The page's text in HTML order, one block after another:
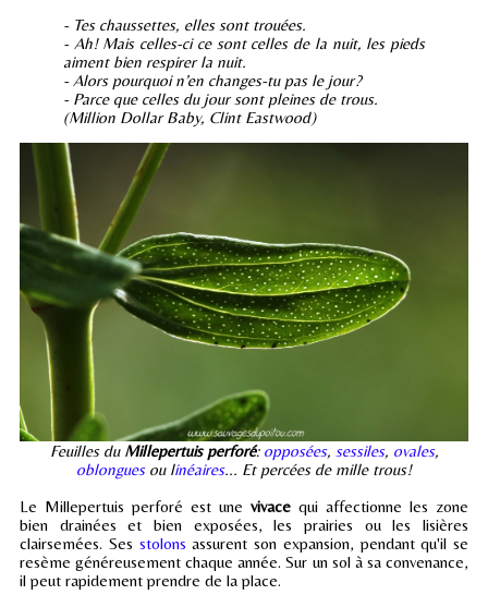
- Tes chaussettes, elles sont trouées.
- Ah! Mais celles-ci ce sont celles de la nuit, les pieds
aiment bien respirer la nuit.
- Alors pourquoi n’en changes-tu pas le jour?
- Parce que celles du jour sont pleines de trous.
(Million Dollar Baby, Clint Eastwood)
Feuilles du Millepertuis perforé: opposées, sessiles, ovales,
oblonguesou linéaires... Et percées de mille trous!
Le Millepertuis perforé est une vivace qui affectionne les zone
bien drainées et bien exposées, les prairies ou les lisières
clairsemées. Ses stolons assurent son expansion, pendant qu'il se
resème généreusement chaque année. Sur un sol à sa convenance,
il peut rapidement prendre de la place.